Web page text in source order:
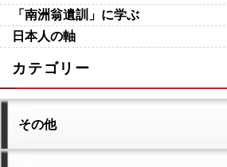
「南洲翁遺訓」に学ぶ
日本人の軸
カテゴリー
その他